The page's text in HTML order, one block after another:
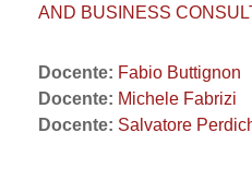
AND BUSINESS
Docente: Fabio Buttignon
Docente: Michele Fabrizi
Docente: Salvatore